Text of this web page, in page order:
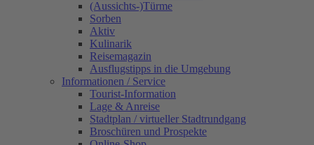
(Aussichts-)Türme
Sorben
Aktiv
Kulinarik
Reisemagazin
Ausflugstipps in die Umgebung
Informationen / Service
Tourist-Information
Lage & Anreise
Stadtplan / virtueller Stadtrundgang
Broschüren und Prospekte